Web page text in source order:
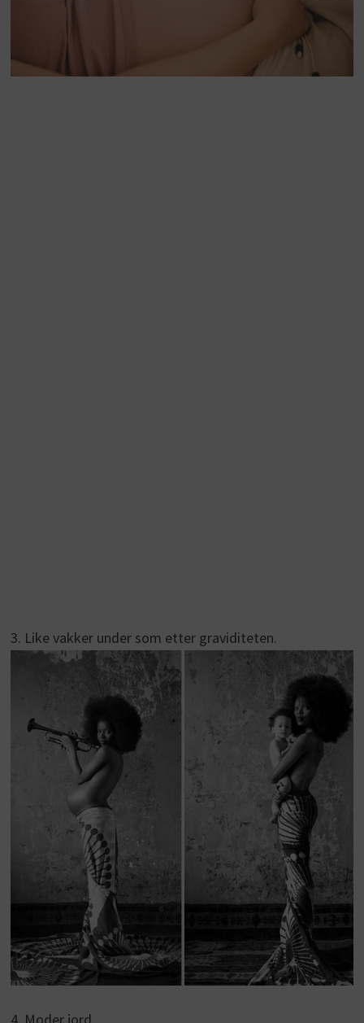
3. Like vakker under som etter graviditeten.
4. Moder jord…